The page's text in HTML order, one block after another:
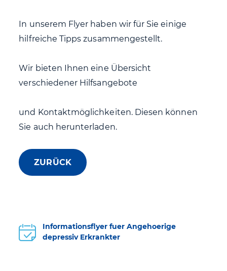
In unserem Flyer haben wir für Sie einige
hilfreiche Tipps zusammengestellt.
Wir bieten Ihnen eine Übersicht
verschiedener Hilfsangebote
und Kontaktmöglichkeiten. Diesen können
Sie auch herunterladen.
ZURÜCK
Informationsflyer fuer Angehoerige
depressiv Erkrankter